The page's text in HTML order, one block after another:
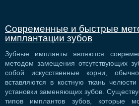
Современные и быстрые
имплантации зубов
Зубные импланты являются
методом замещения отсутствующих
собой искусственные корни,
вставляются в костную ткань
установки заменяющих зубов.
типов имплантов зубов, которые